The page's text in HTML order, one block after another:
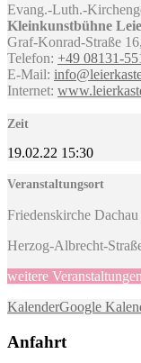
Evang.-Luth.-
Kleinkunstbühne
Graf-Konrad-Straße
Telefon: +49 08131-
E-Mail:
Internet:
Zeit
19.02.22 15:30
Veranstaltungsort
Friedenskirche Dachau
Herzog-Albrecht-
weitere Veranstaltungen
KalenderGoogle
Anfahrt